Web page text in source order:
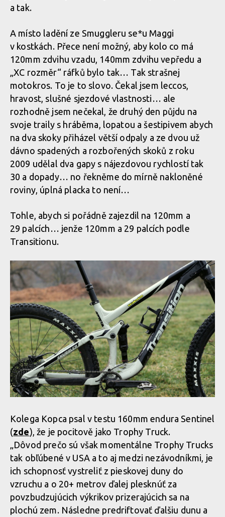
a tak.
A místo ladění ze Smuggleru se*u Maggi
v kostkách. Přece není možný, aby kolo co má
120mm zdvihu vzadu, 140mm zdvihu vepředu a
„XC rozměr“ ráfků bylo tak… Tak strašnej
motokros. To je to slovo. Čekal jsem leccos,
hravost, slušné sjezdové vlastnosti… ale
rozhodně jsem nečekal, že druhý den půjdu na
svoje traily s hráběma, lopatou a šestipivem abych
na dva skoky přiházel větší odpaly a ze dvou už
dávno spadených a rozbořených skoků z roku
2009 udělal dva gapy s nájezdovou rychlostí tak
30 a dopady… no řekněme do mírně nakloněné
roviny, úplná placka to není…
Tohle, abych si pořádně zajezdil na 120mm a
29 palcích… jenže 120mm a 29 palcích podle
Transitionu.
Kolega Kopca psal v testu 160mm endura Sentinel
(zde), že je pocitově jako Trophy Truck.
„Dôvod prečo sú však momentálne Trophy Trucks
tak obľúbené v USA a to aj medzi nezávodníkmi, je
ich schopnosť vystreliť z pieskovej duny do
vzruchu a o 20+ metrov ďalej plesknúť za
povzbudzujúcich výkrikov prizerajúcich sa na
plochú zem. Následne predriftovať ďalšiu dunu a